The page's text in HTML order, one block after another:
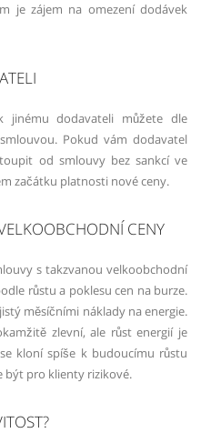
je zájem na omezení dodávek
dodavateli můžete dle
Pokud vám dodavatel
od smlouvy bez sankcí ve
začátku platnosti nové ceny.
CENY
s takzvanou velkoobchodní
růstu a poklesu cen na burze.
měsíčními náklady na energie.
zlevní, ale růst energií je
kloní spíše k budoucímu růstu
být pro klienty rizikové.